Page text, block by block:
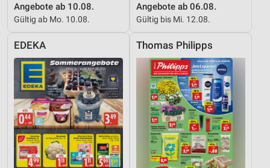
Angebote ab 10.08.
Gültig ab Mo. 10.08.
Angebote ab 06.08.
Gültig bis Mi. 12.08.
EDEKA Thomas Philipps